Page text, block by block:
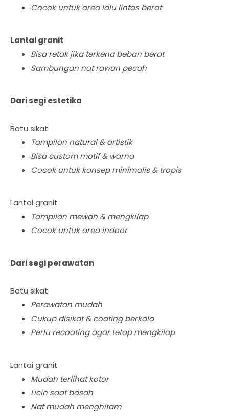
Cocok untuk area lalu lintas berat
Lantai granit
Bisa retak jika terkena beban berat
Sambungan nat rawan pecah
Dari segi estetika
Batu sikat
Tampilan natural & artistik
Bisa custom motif & warna
Cocok untuk konsep minimalis & tropis
Lantai granit
Tampilan mewah & mengkilap
Cocok untuk area indoor
Dari segi perawatan
Batu sikat
Perawatan mudah
Cukup disikat & coating berkala
Perlu recoating agar tetap mengkilap
Lantai granit
Mudah terlihat kotor
Licin saat basah
Nat mudah menghitam